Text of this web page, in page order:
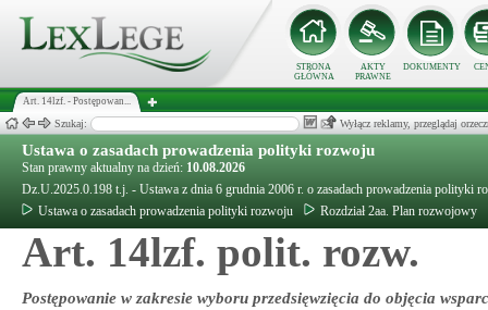
STRONA
GŁÓWNA
AKTY
PRAWNE
DOKUMENTY
Art. 14lzf. - Postępowan...
Szukaj: Wyłącz reklamy, przeglądaj
Ustawa o zasadach prowadzenia polityki rozwoju
Stan prawny aktualny na dzień: 10.08.2026
Dz.U.2025.0.198 t.j. - Ustawa z dnia 6 grudnia 2006 r. o zasadach prowadzenia polityki
Ustawa o zasadach prowadzenia polityki rozwoju
Rozdział 2aa. Plan rozwojowy
Art. 14lzf. polit. rozw.
Postępowanie w zakresie wyboru przedsięwzięcia do objęcia